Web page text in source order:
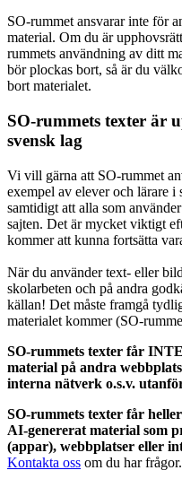
SO-rummet ansvarar inte för
material. Om du är
rummets användning av ditt
bör plockas bort, så är du
bort materialet.
SO-rummets texter är
svensk lag
Vi vill gärna att SO-rummet
exempel av elever och lärare
samtidigt att alla som
sajten. Det är mycket viktigt
kommer att kunna fortsätta
När du använder text- eller
skolarbeten och på andra
källan! Det måste framgå
materialet kommer (SO-
SO-rummets texter får
material på andra
interna nätverk o.s.v.
SO-rummets texter får
AI-genererat material som
(appar), webbplatser eller
Kontakta oss om du har frågor.